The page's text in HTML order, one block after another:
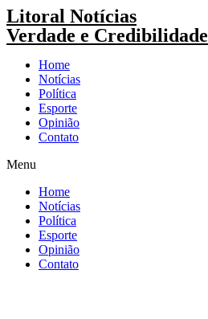
Pular
para
o
Litoral Notícias
Verdade e Credibilidade
Home
Notícias
Política
Esporte
Opinião
Contato
Menu
Home
Notícias
Política
Esporte
Opinião
Contato